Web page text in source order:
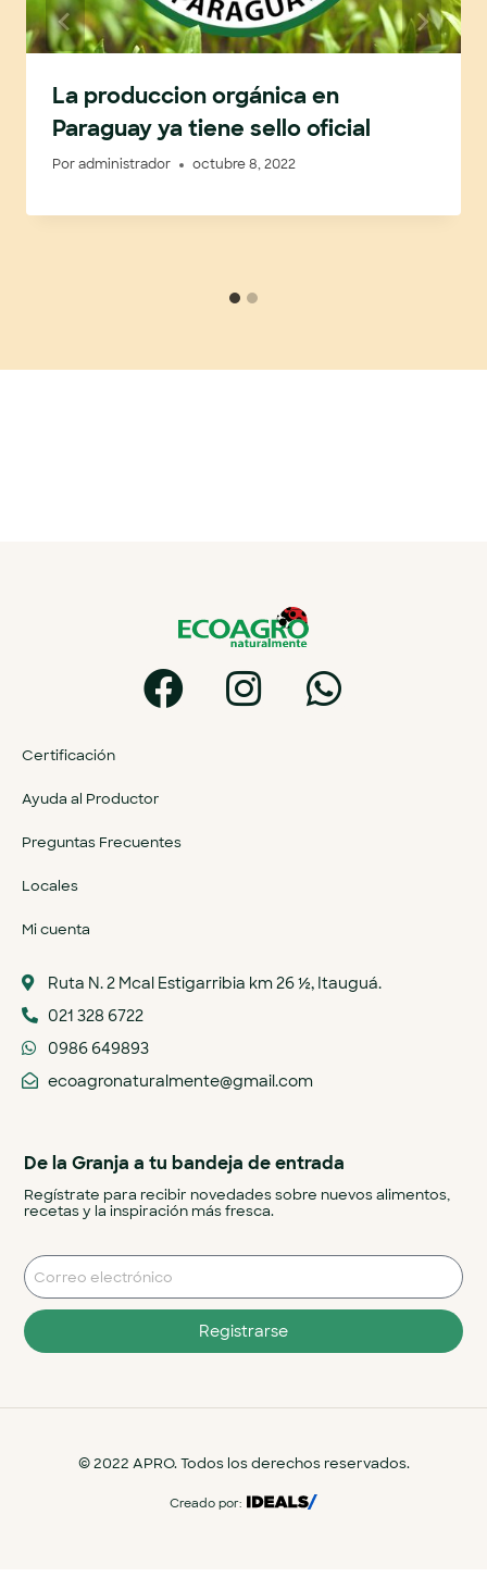
La produccion orgánica en
Paraguay ya tiene sello oficial
Poradministrador octubre 8, 2022
Certificación
Ayuda al Productor
Preguntas Frecuentes
Locales
Mi cuenta
Ruta N. 2 Mcal Estigarribia km 26 ½, Itauguá.
021 328 6722
0986 649893
ecoagronaturalmente@gmail.com
De la Granja a tu bandeja de entrada
Regístrate para recibir novedades sobre nuevos alimentos,
recetas y la inspiración más fresca.
Registrarse
© 2022 APRO. Todos los derechos reservados.
Creado por: